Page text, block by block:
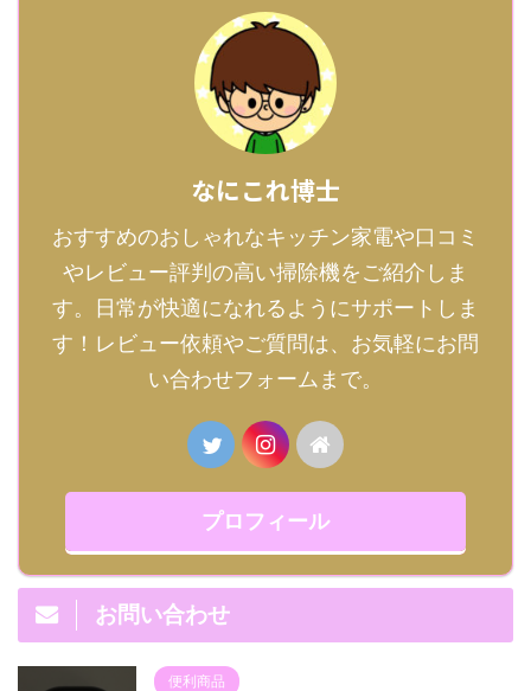
なにこれ博士
おすすめのおしゃれなキッチン家電や口コミ
やレビュー評判の高い掃除機をご紹介しま
す。日常が快適になれるようにサポートしま
す！レビュー依頼やご質問は、お気軽にお問
い合わせフォームまで。
プロフィール
お問い合わせ
便利商品